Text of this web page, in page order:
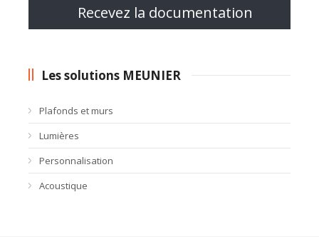
Recevez la documentation
Les solutions MEUNIER
Plafonds et murs
Lumières
Personnalisation
Acoustique